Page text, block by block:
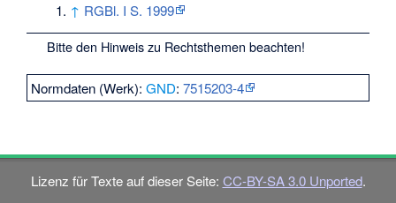
↑ RGBl. I S. 1999
Bitte den Hinweis zu Rechtsthemen beachten!
Normdaten (Werk):GND:7515203-4
Lizenz für Texte auf dieser Seite: CC-BY-SA 3.0 Unported.